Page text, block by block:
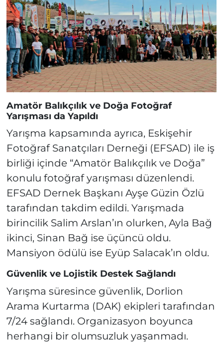
Amatör Balıkçılık ve Doğa Fotoğraf
Yarışması da Yapıldı
Yarışma kapsamında ayrıca, Eskişehir
Fotoğraf Sanatçıları Derneği (EFSAD) ile iş
birliği içinde “Amatör Balıkçılık ve Doğa”
konulu fotoğraf yarışması düzenlendi.
EFSAD Dernek Başkanı Ayşe Güzin Özlü
tarafından takdim edildi. Yarışmada
birincilik Salim Arslan’ın olurken, Ayla Bağ
ikinci, Sinan Bağ ise üçüncü oldu.
Mansiyon ödülü ise Eyüp Salacak’ın oldu.
Güvenlik ve Lojistik Destek Sağlandı
Yarışma süresince güvenlik, Dorlion
Arama Kurtarma (DAK) ekipleri tarafından
7/24 sağlandı. Organizasyon boyunca
herhangi bir olumsuzluk yaşanmadı.